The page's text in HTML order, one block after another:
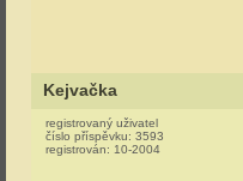
Kejvačka
registrovaný uživatel
číslo příspěvku: 3593
registrován: 10-2004